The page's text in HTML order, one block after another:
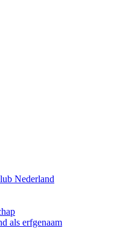
Nederland
als erfgenaam